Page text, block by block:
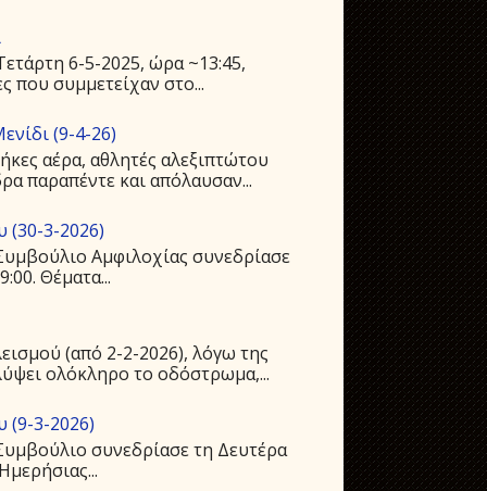
6-5-2025, ώρα ~13:45,
που συμμετείχαν στο...
(9-4-26)
αέρα, αθλητές αλεξιπτώτου
παραπέντε και απόλαυσαν...
(30-3-2026)
Αμφιλοχίας συνεδρίασε
Θέματα...
(από 2-2-2026), λόγω της
ολόκληρο το οδόστρωμα,...
(9-3-2026)
συνεδρίασε τη Δευτέρα